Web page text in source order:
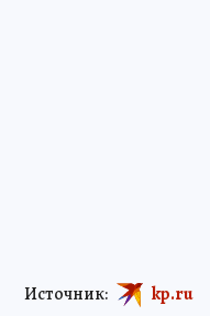
Источник: kp.ru